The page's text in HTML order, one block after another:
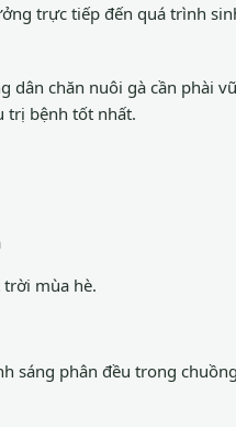
trực tiếp đến quá trình
dân chăn nuôi gà cần phài
trị bệnh tốt nhất.
mùa hè.
sáng phân đều trong